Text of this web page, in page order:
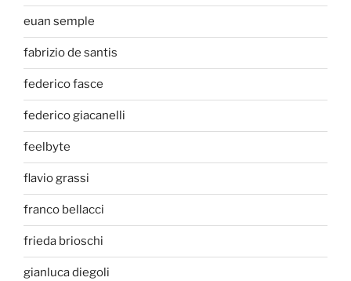
euan semple
fabrizio de santis
federico fasce
federico giacanelli
feelbyte
flavio grassi
franco bellacci
frieda brioschi
gianluca diegoli